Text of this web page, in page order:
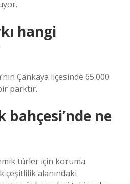
hangi
Çankaya ilçesinde 65.000
parktır.
ne
türler için koruma
çeşitlilik alanındaki